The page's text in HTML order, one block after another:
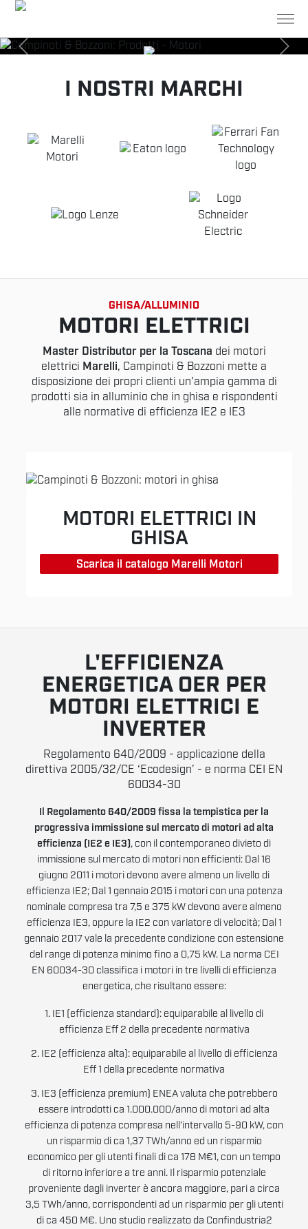
MOTORI
Possibilità di scegliere un'ampia gamma di motori in
I NOSTRI MARCHI
GHISA/ALLUMINIO
MOTORI ELETTRICI
Master Distributor per la Toscana dei motori
elettrici Marelli, Campinoti & Bozzoni mette a
disposizione dei propri clienti un'ampia gamma di
prodotti sia in alluminio che in ghisa e rispondenti
alle normative di efficienza IE2 e IE3
MOTORI ELETTRICI IN
GHISA
Scarica il catalogo Marelli Motori
L'EFFICIENZA
ENERGETICA OER PER
MOTORI ELETTRICI E
INVERTER
Regolamento 640/2009 - applicazione della
direttiva 2005/32/CE ‘Ecodesign’ - e norma CEI EN
60034-30
Il Regolamento 640/2009 fissa la tempistica per la
progressiva immissione sul mercato di motori ad alta
efficienza (IE2 e IE3), con il contemporaneo divieto di
immissione sul mercato di motori non efficienti: Dal 16
giugno 2011 i motori devono avere almeno un livello di
efficienza IE2; Dal 1 gennaio 2015 i motori con una potenza
nominale compresa tra 7,5 e 375 kW devono avere almeno
efficienza IE3, oppure la IE2 con variatore di velocità; Dal 1
gennaio 2017 vale la precedente condizione con estensione
del range di potenza minimo fino a 0,75 kW. La norma CEI
EN 60034-30 classifica i motori in tre livelli di efficienza
energetica, che risultano essere:
1. IE1 (efficienza standard): equiparabile al livello di
efficienza Eff 2 della precedente normativa
2. IE2 (efficienza alta): equiparabile al livello di efficienza
Eff 1 della precedente normativa
3. IE3 (efficienza premium) ENEA valuta che potrebbero
essere introdotti ca 1.000.000/anno di motori ad alta
efficienza di potenza compresa nell’intervallo 5-90 kW, con
un risparmio di ca 1,37 TWh/anno ed un risparmio
economico per gli utenti finali di ca 178 M€1, con un tempo
di ritorno inferiore a tre anni. Il risparmio potenziale
proveniente dagli inverter è ancora maggiore, pari a circa
3,5 TWh/anno, corrispondenti ad un risparmio per gli utenti
di ca 450 M€. Uno studio realizzato da Confindustria2